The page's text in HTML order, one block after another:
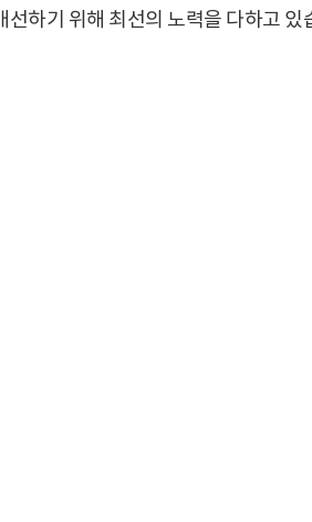
하기 위해 최선의 노력을 다하고 있